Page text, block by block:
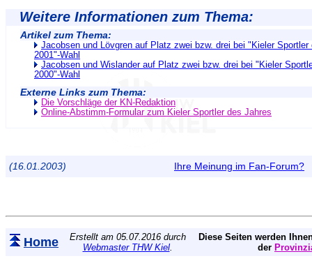
Weitere Informationen zum Thema:
Artikel zum Thema:
Jacobsen und Lövgren auf Platz zwei bzw. drei bei "Kieler Sportler
2001"-Wahl
Jacobsen und Wislander auf Platz zwei bzw. drei bei "Kieler
2000"-Wahl
Externe Links zum Thema:
Die Vorschläge der KN-Redaktion
Online-Abstimm-Formular zum Kieler Sportler des Jahres
(16.01.2003) Ihre Meinung im Fan-Forum?
Home
Erstellt am 05.07.2016 durch
Webmaster THW Kiel.
Diese Seiten werden
der